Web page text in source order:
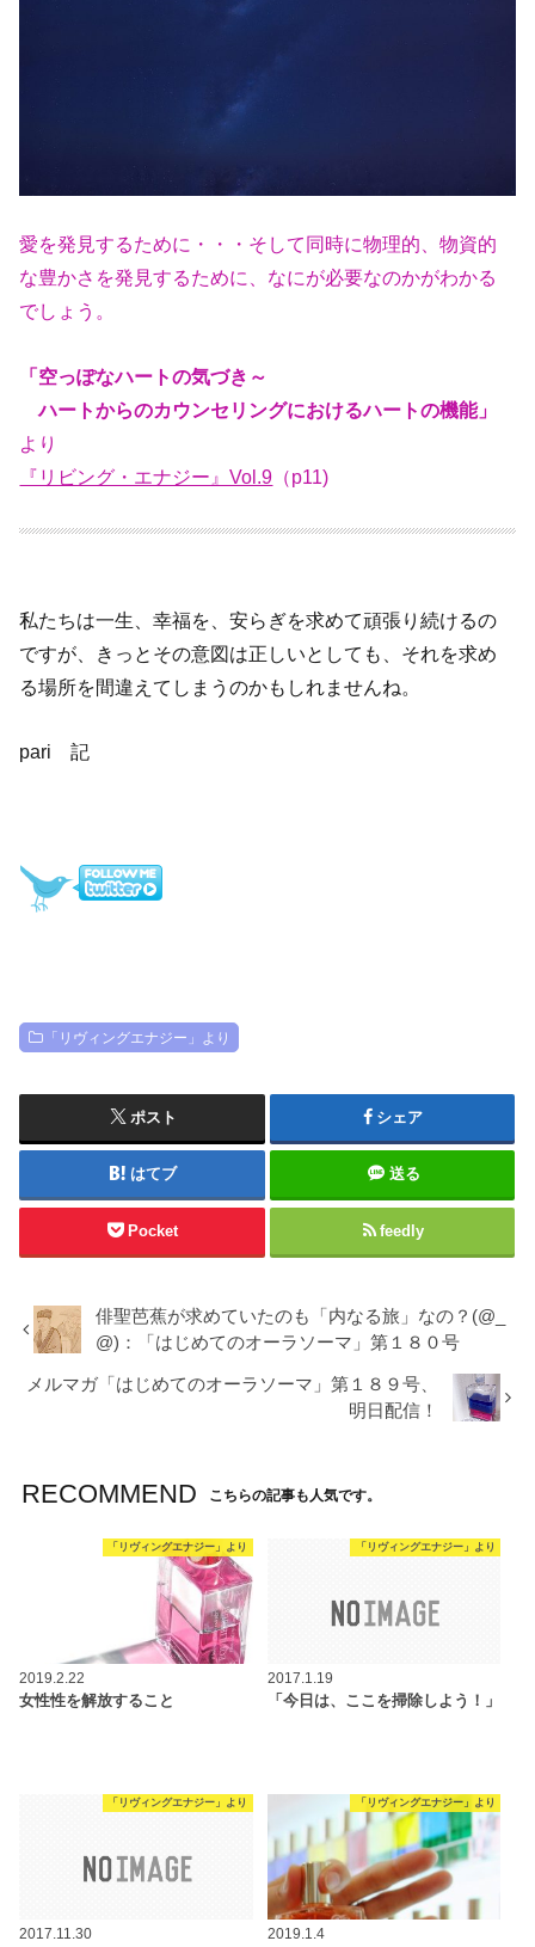
愛を発見するために・・・そして同時に物理的、物資的
な豊かさを発見するために、 なにが必要なのかがわかる
でしょう。
「空っぽなハートの気づき～
ハートからのカウンセリングにおけるハートの機能」
より
『リビング・エナジー』Vol.9 （p11)
私たちは一生、幸福を、安らぎを求めて頑張り続けるの
ですが、きっとその意図は正しいとしても、それを求め
る場所を間違えてしまうのかもしれませんね。
pari 記
「リヴィングエナジー」より
ポスト シェア
はてブ 送る
Pocket feedly
俳聖芭蕉が求めていたのも「内なる旅」なの？(@_
@)：「はじめてのオーラソーマ」第１８０号
メルマガ「はじめてのオーラソーマ」第１８９号、
明日配信！
RECOMMEND こちらの記事も人気です。
「リヴィングエナジー」より
2019.2.22
女性性を解放すること
「リヴィングエナジー」より
2017.1.19
「今日は、ここを掃除しよう！」
「リヴィングエナジー」より
2017.11.30
「リヴィングエナジー」より
2019.1.4